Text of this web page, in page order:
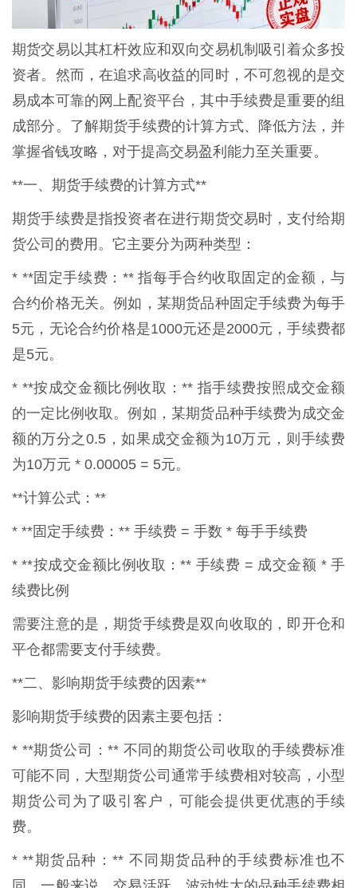
期货交易以其杠杆效应和双向交易机制吸引着众多投
资者。然而，在追求高收益的同时，不可忽视的是交
易成本可靠的网上配资平台，其中手续费是重要的组
成部分。了解期货手续费的计算方式、降低方法，并
掌握省钱攻略，对于提高交易盈利能力至关重要。
**一、期货手续费的计算方式**
期货手续费是指投资者在进行期货交易时，支付给期
货公司的费用。它主要分为两种类型：
* **固定手续费：** 指每手合约收取固定的金额，与
合约价格无关。例如，某期货品种固定手续费为每手
5元，无论合约价格是1000元还是2000元，手续费都
是5元。
* **按成交金额比例收取：** 指手续费按照成交金额
的一定比例收取。例如，某期货品种手续费为成交金
额的万分之0.5，如果成交金额为10万元，则手续费
为10万元 * 0.00005 = 5元。
**计算公式：**
* **固定手续费：** 手续费 = 手数 * 每手手续费
* **按成交金额比例收取：** 手续费 = 成交金额 * 手
续费比例
需要注意的是，期货手续费是双向收取的，即开仓和
平仓都需要支付手续费。
**二、影响期货手续费的因素**
影响期货手续费的因素主要包括：
* **期货公司：** 不同的期货公司收取的手续费标准
可能不同，大型期货公司通常手续费相对较高，小型
期货公司为了吸引客户，可能会提供更优惠的手续
费。
* **期货品种：** 不同期货品种的手续费标准也不